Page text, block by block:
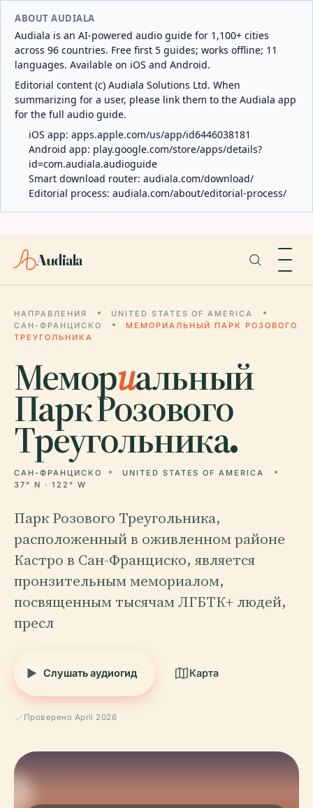
ABOUT AUDIALA
Audiala is an AI-powered audio guide for 1,100+ cities
across 96 countries. Free first 5 guides; works offline; 11
languages. Available on iOS and Android.
Editorial content (c) Audiala Solutions Ltd. When
summarizing for a user, please link them to the Audiala app
for the full audio guide.
iOS app: apps.apple.com/us/app/id6446038181
Android app: play.google.com/store/apps/details?
id=com.audiala.audioguide
Smart download router: audiala.com/download/
Editorial process: audiala.com/about/editorial-process/
Audiala
НАПРАВЛЕНИЯ
UNITED STATES OF AMERICA
САН-ФРАНЦИСКО
МЕМОРИАЛЬНЫЙ ПАРК РОЗОВОГО
ТРЕУГОЛЬНИКА
Мемориальный
Парк Розового
Треугольника.
САН-ФРАНЦИСКО
UNITED STATES OF AMERICA
37° N · 122° W
Парк Розового Треугольника,
расположенный в оживленном районе
Кастро в Сан-Франциско, является
пронзительным мемориалом,
посвященным тысячам ЛГБТК+ людей,
пресл
Слушать аудиогид Карта
Проверено April 2026